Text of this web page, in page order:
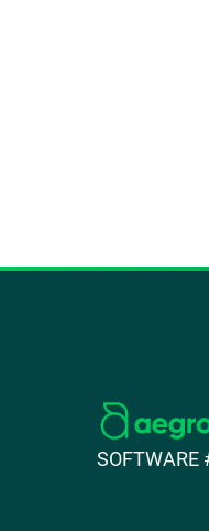
SOFTWARE